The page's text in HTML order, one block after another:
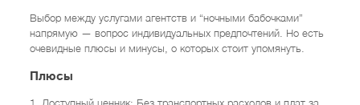
Выбор между услугами агентств и “ночными бабочками”
напрямую — вопрос индивидуальных предпочтений. Но есть
очевидные плюсы и минусы, о которых стоит упомянуть.
Плюсы
1. Доступный ценник: Без транспортных расходов и плат за